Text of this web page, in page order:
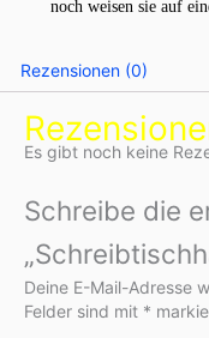
noch weisen sie auf
Rezensionen (0)
Es gibt noch keine
Schreibe die
Deine E-Mail-Adresse
Felder sind mit *